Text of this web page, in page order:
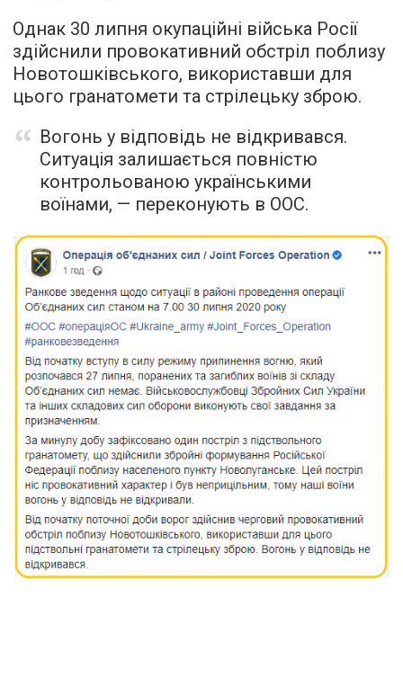
Однак 30 липня окупаційні війська Росії
здійснили провокативний обстріл поблизу
Новотошківського, використавши для
цього гранатомети та стрілецьку зброю.
Вогонь у відповідь не відкривався.
Ситуація залишається повністю
контрольованою українськими
воїнами, — переконують в ООС.